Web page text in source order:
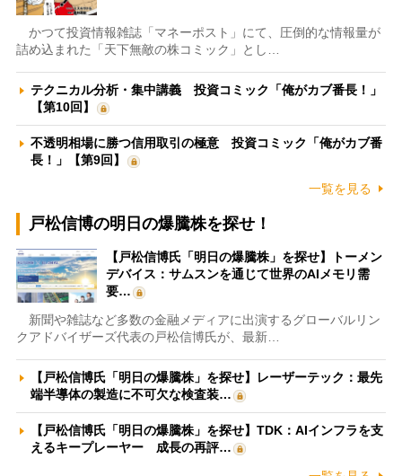
かつて投資情報雑誌「マネーポスト」にて、圧倒的な情報量が
詰め込まれた「天下無敵の株コミック」とし…
テクニカル分析・集中講義 投資コミック「俺がカブ番長！」
【第10回】
不透明相場に勝つ信用取引の極意 投資コミック「俺がカブ番
長！」【第9回】
一覧を見る
戸松信博の明日の爆騰株を探せ！
【戸松信博氏「明日の爆騰株」を探せ】トーメン
デバイス：サムスンを通じて世界のAIメモリ需
要…
新聞や雑誌など多数の金融メディアに出演するグローバルリン
クアドバイザーズ代表の戸松信博氏が、最新…
【戸松信博氏「明日の爆騰株」を探せ】レーザーテック：最先
端半導体の製造に不可欠な検査装…
【戸松信博氏「明日の爆騰株」を探せ】TDK：AIインフラを支
えるキープレーヤー 成長の再評…